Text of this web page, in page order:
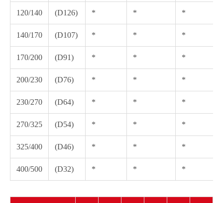
120/140 (D126) * * *
140/170 (D107) * * *
170/200 (D91) * * *
200/230 (D76) * * *
230/270 (D64) * * *
270/325 (D54) * * *
325/400 (D46) * * *
400/500 (D32) * * *